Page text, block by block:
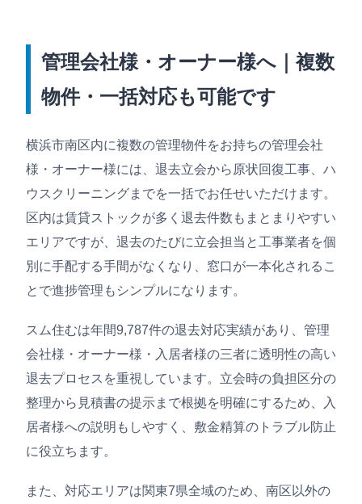
管理会社様・オーナー様へ｜複数
物件・一括対応も可能です
横浜市南区内に複数の管理物件をお持ちの管理会社
様・オーナー様には、退去立会から原状回復工事、ハ
ウスクリーニングまでを一括でお任せいただけます。
区内は賃貸ストックが多く退去件数もまとまりやすい
エリアですが、退去のたびに立会担当と工事業者を個
別に手配する手間がなくなり、窓口が一本化されるこ
とで進捗管理もシンプルになります。
スム住むは年間9,787件の退去対応実績があり、管理
会社様・オーナー様・入居者様の三者に透明性の高い
退去プロセスを重視しています。立会時の負担区分の
整理から見積書の提示まで根拠を明確にするため、入
居者様への説明もしやすく、敷金精算のトラブル防止
に役立ちます。
また、対応エリアは関東7県全域のため、南区以外の